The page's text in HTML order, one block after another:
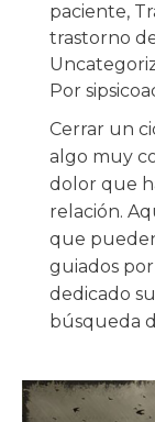
paciente,
trastorno
Por
Cerrar un
algo muy
dolor que
relación.
que
guiados
dedicado
búsqueda